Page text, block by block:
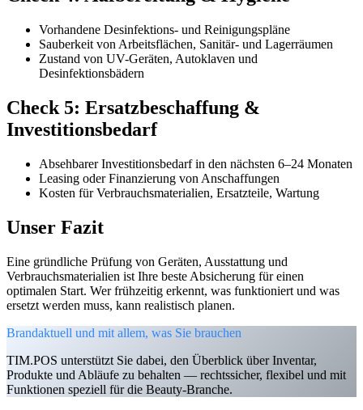
Vorhandene Desinfektions- und Reinigungspläne
Sauberkeit von Arbeitsflächen, Sanitär- und Lagerräumen
Zustand von UV-Geräten, Autoklaven und
Desinfektionsbädern
Check 5: Ersatzbeschaffung &
Investitionsbedarf
Absehbarer Investitionsbedarf in den nächsten 6–24 Monaten
Leasing oder Finanzierung von Anschaffungen
Kosten für Verbrauchsmaterialien, Ersatzteile, Wartung
Unser Fazit
Eine gründliche Prüfung von Geräten, Ausstattung und
Verbrauchsmaterialien ist Ihre beste Absicherung für einen
optimalen Start. Wer frühzeitig erkennt, was funktioniert und was
ersetzt werden muss, kann realistisch planen.
Brandaktuell und mit allem, was Sie brauchen
TIM.POS unterstützt Sie dabei, den Überblick über Inventar,
Produkte und Abläufe zu behalten — rechtssicher, flexibel und mit
Funktionen speziell für die Beauty-Branche.